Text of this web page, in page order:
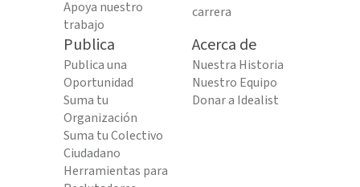
Apoya nuestro
trabajo
carrera
Publica
Publica una
Oportunidad
Suma tu
Organización
Suma tu Colectivo
Ciudadano
Herramientas para
Acerca de
Nuestra Historia
Nuestro Equipo
Donar a Idealist